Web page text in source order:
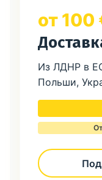
от 100
Из ЛДНР в
Польши,